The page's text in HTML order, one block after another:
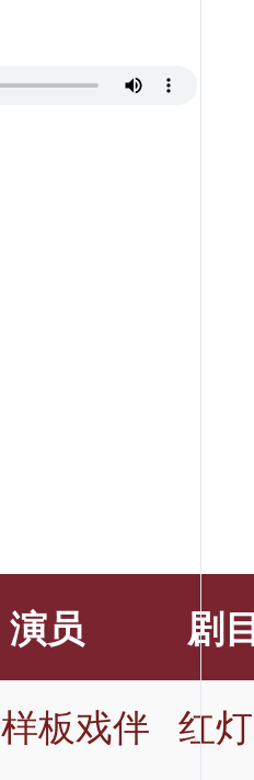
演员 剧
样板戏伴 红灯